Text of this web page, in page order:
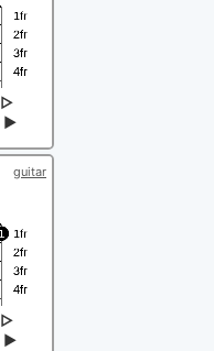
▷
▶
guitar
▷
▶